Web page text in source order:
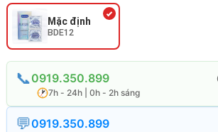
Mặc định
BDE12
0919.350.899
7h - 24h | 0h - 2h sáng
0919.350.899